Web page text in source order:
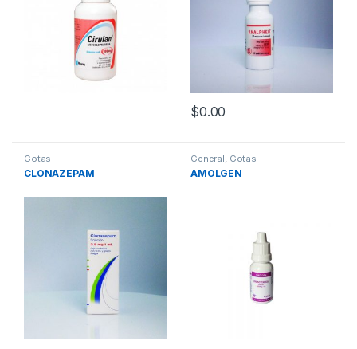
$0.00
Gotas
CLONAZEPAM
General, Gotas
AMOLGEN